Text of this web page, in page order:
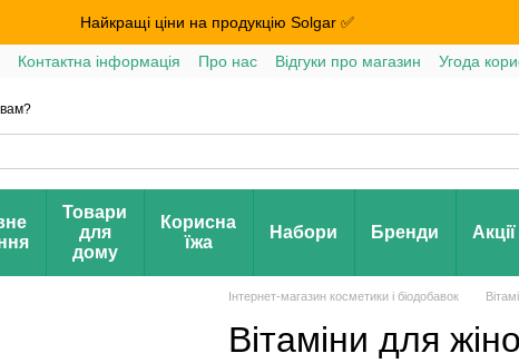
Найкращі ціни на продукцію Solgar ✅
Контактна інформація Про нас Відгуки про магазин Угода
Товари
для
дому
Корисна
їжа
Набори Бренди Акції
Інтернет-магазин косметики і біодобавок
Вітаміни для